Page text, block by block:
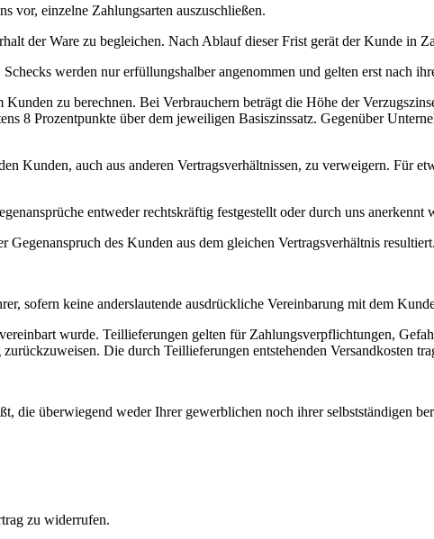
vor, einzelne Zahlungsarten auszuschließen.
der Ware zu begleichen. Nach Ablauf dieser Frist gerät der Kunde in
werden nur erfüllungshalber angenommen und gelten erst nach
zu berechnen. Bei Verbrauchern beträgt die Höhe der
8 Prozentpunkte über dem jeweiligen Basiszinssatz. Gegenüber
Kunden, auch aus anderen Vertragsverhältnissen, zu verweigern. Für
entweder rechtskräftig festgestellt oder durch uns anerkennt
des Kunden aus dem gleichen Vertragsverhältnis resultiert.
sofern keine anderslautende ausdrückliche Vereinbarung mit dem
wurde. Teillieferungen gelten für Zahlungsverpflichtungen,
Die durch Teillieferungen entstehenden Versandkosten
die überwiegend weder Ihrer gewerblichen noch ihrer selbstständigen
zu widerrufen.